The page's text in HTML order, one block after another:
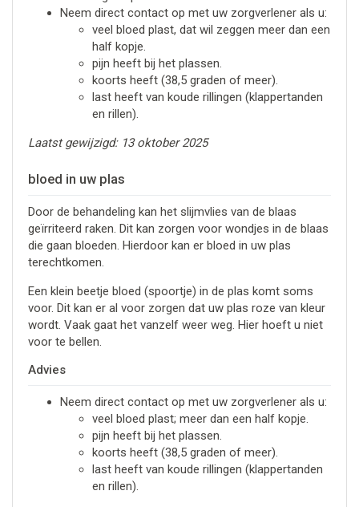
Neem direct contact op met uw zorgverlener als u:
veel bloed plast, dat wil zeggen meer dan een
half kopje.
pijn heeft bij het plassen.
koorts heeft (38,5 graden of meer).
last heeft van koude rillingen (klappertanden
en rillen).
Laatst gewijzigd: 13 oktober 2025
bloed in uw plas
Door de behandeling kan het slijmvlies van de blaas
geïrriteerd raken. Dit kan zorgen voor wondjes in de blaas
die gaan bloeden. Hierdoor kan er bloed in uw plas
terechtkomen.
Een klein beetje bloed (spoortje) in de plas komt soms
voor. Dit kan er al voor zorgen dat uw plas roze van kleur
wordt. Vaak gaat het vanzelf weer weg. Hier hoeft u niet
voor te bellen.
Advies
Neem direct contact op met uw zorgverlener als u:
veel bloed plast; meer dan een half kopje.
pijn heeft bij het plassen.
koorts heeft (38,5 graden of meer).
last heeft van koude rillingen (klappertanden
en rillen).